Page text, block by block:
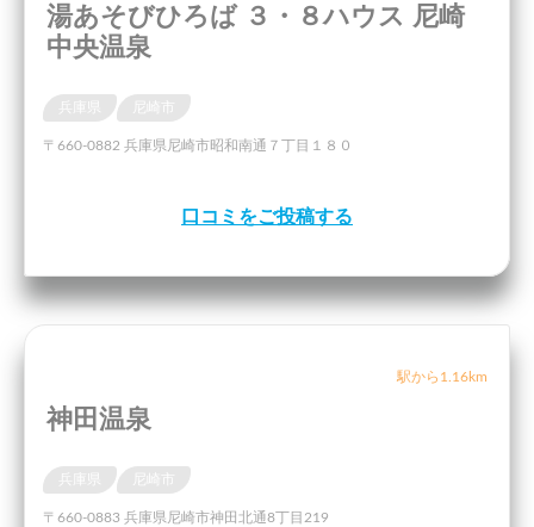
湯あそびひろば ３・８ハウス 尼崎
中央温泉
〒660-0882 兵庫県尼崎市昭和南通７丁目１８０
口コミをご投稿する
駅から1.16km
神田温泉
〒660-0883 兵庫県尼崎市神田北通8丁目219